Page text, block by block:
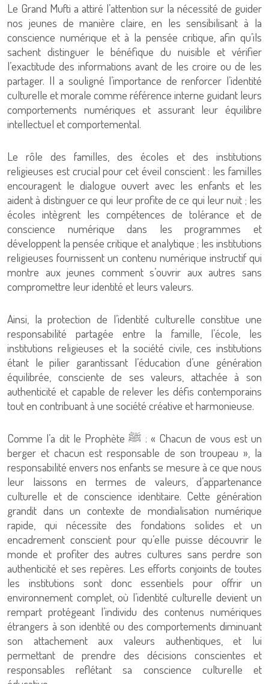
Le Grand Mufti a attiré l’attention sur la nécessité de guider
nos jeunes de manière claire, en les sensibilisant à la
conscience numérique et à la pensée critique, afin qu’ils
sachent distinguer le bénéfique du nuisible et vérifier
l’exactitude des informations avant de les croire ou de les
partager. Il a souligné l’importance de renforcer l’identité
culturelle et morale comme référence interne guidant leurs
comportements numériques et assurant leur équilibre
intellectuel et comportemental.
Le rôle des familles, des écoles et des institutions
religieuses est crucial pour cet éveil conscient : les familles
encouragent le dialogue ouvert avec les enfants et les
aident à distinguer ce qui leur profite de ce qui leur nuit ; les
écoles intègrent les compétences de tolérance et de
conscience numérique dans les programmes et
développent la pensée critique et analytique ; les institutions
religieuses fournissent un contenu numérique instructif qui
montre aux jeunes comment s’ouvrir aux autres sans
compromettre leur identité et leurs valeurs.
Ainsi, la protection de l’identité culturelle constitue une
responsabilité partagée entre la famille, l’école, les
institutions religieuses et la société civile, ces institutions
étant le pilier garantissant l’éducation d’une génération
équilibrée, consciente de ses valeurs, attachée à son
authenticité et capable de relever les défis contemporains
tout en contribuant à une société créative et harmonieuse.
Comme l’a dit le Prophète ﷺ : « Chacun de vous est un
berger et chacun est responsable de son troupeau », la
responsabilité envers nos enfants se mesure à ce que nous
leur laissons en termes de valeurs, d’appartenance
culturelle et de conscience identitaire. Cette génération
grandit dans un contexte de mondialisation numérique
rapide, qui nécessite des fondations solides et un
encadrement conscient pour qu’elle puisse découvrir le
monde et profiter des autres cultures sans perdre son
authenticité et ses repères. Les efforts conjoints de toutes
les institutions sont donc essentiels pour offrir un
environnement complet, où l’identité culturelle devient un
rempart protégeant l’individu des contenus numériques
étrangers à son identité ou des comportements diminuant
son attachement aux valeurs authentiques, et lui
permettant de prendre des décisions conscientes et
responsables reflétant sa conscience culturelle et